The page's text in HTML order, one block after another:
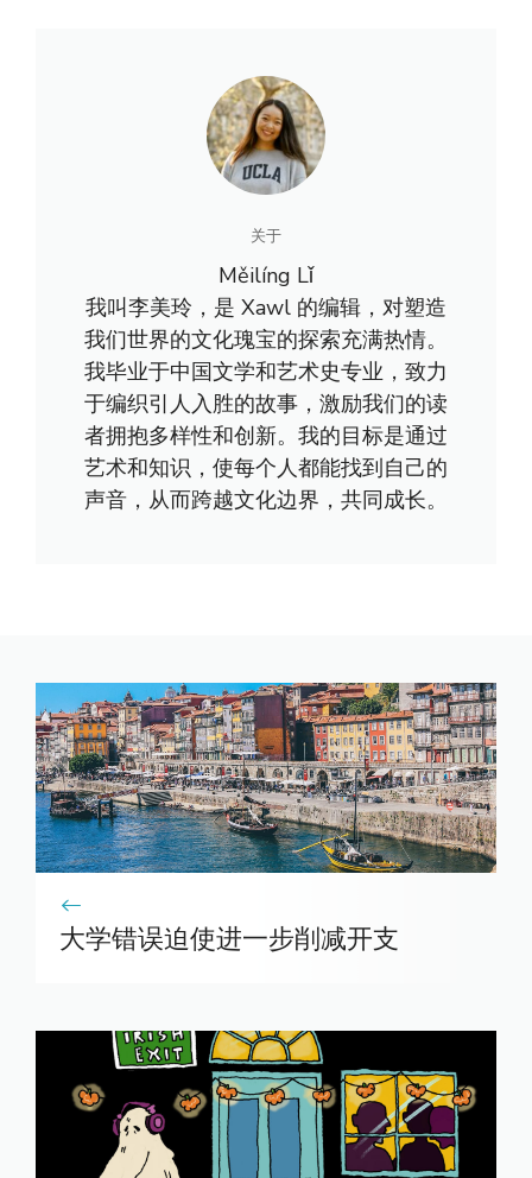
关于
Měilíng Lǐ
我叫李美玲，是 Xawl 的编辑，对塑造
我们世界的文化瑰宝的探索充满热情。
我毕业于中国文学和艺术史专业，致力
于编织引人入胜的故事，激励我们的读
者拥抱多样性和创新。我的目标是通过
艺术和知识，使每个人都能找到自己的
声音，从而跨越文化边界，共同成长。
大学错误迫使进一步削减开支